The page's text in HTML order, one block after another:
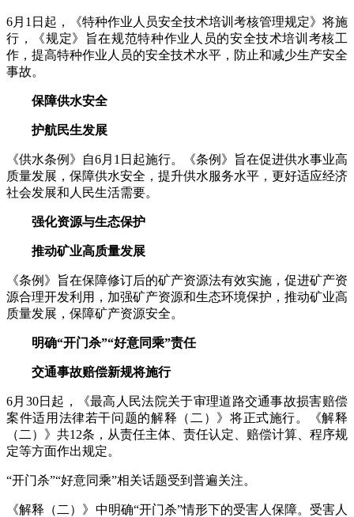
6月1日起，《特种作业人员安全技术培训考核管理规定》将施
行，《规定》旨在规范特种作业人员的安全技术培训考核工
作，提高特种作业人员的安全技术水平，防止和减少生产安全
事故。
保障供水安全
护航民生发展
《供水条例》自6月1日起施行。《条例》旨在促进供水事业高
质量发展，保障供水安全，提升供水服务水平，更好适应经济
社会发展和人民生活需要。
强化资源与生态保护
推动矿业高质量发展
《条例》旨在保障修订后的矿产资源法有效实施，促进矿产资
源合理开发利用，加强矿产资源和生态环境保护，推动矿业高
质量发展，保障矿产资源安全。
明确“开门杀”“好意同乘”责任
交通事故赔偿新规将施行
6月30日起，《最高人民法院关于审理道路交通事故损害赔偿
案件适用法律若干问题的解释（二）》将正式施行。《解释
（二）》共12条，从责任主体、责任认定、赔偿计算、程序规
定等方面作出规定。
“开门杀”“好意同乘”相关话题受到普遍关注。
《解释（二）》中明确“开门杀”情形下的受害人保障。受害人